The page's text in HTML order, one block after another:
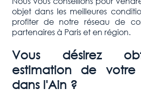
objet dans les meilleures
profiter de notre réseau de
partenaires à Paris et en région.
Vous désirez
estimation de
dans l'Ain ?